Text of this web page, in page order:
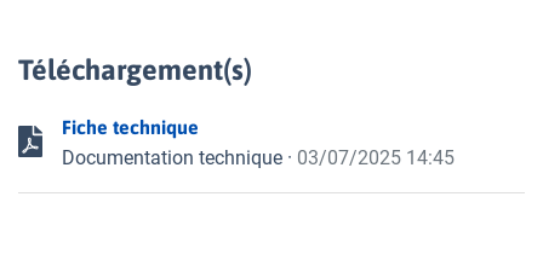
Téléchargement(s)
Fiche technique
Documentation technique · 03/07/2025 14:45